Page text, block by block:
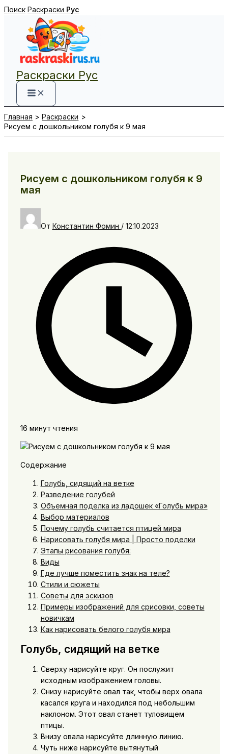
Перейти
содержимому
Поиск Раскраски Рус
Раскраски Рус
Главная
Раскраски
Рисуем с дошкольником голубя к 9 мая
Рисуем с дошкольником голубя к 9
мая
От Константин Фомин / 12.10.2023
16 минут чтения
Содержание
Голубь, сидящий на ветке
Разведение голубей
Объемная поделка из ладошек «Голубь мира»
Выбор материалов
Почему голубь считается птицей мира
Нарисовать голубя мира | Просто поделки
Этапы рисования голубя:
Виды
Где лучше поместить знак на теле?
Стили и сюжеты
Советы для эскизов
Примеры изображений для срисовки, советы
новичкам
Как нарисовать белого голубя мира
Голубь, сидящий на ветке
Сверху нарисуйте круг. Он послужит
исходным изображением головы.
Снизу нарисуйте овал так, чтобы верх овала
касался круга и находился под небольшим
наклоном. Этот овал станет туловищем
птицы.
Внизу овала нарисуйте длинную линию.
Чуть ниже нарисуйте вытянутый